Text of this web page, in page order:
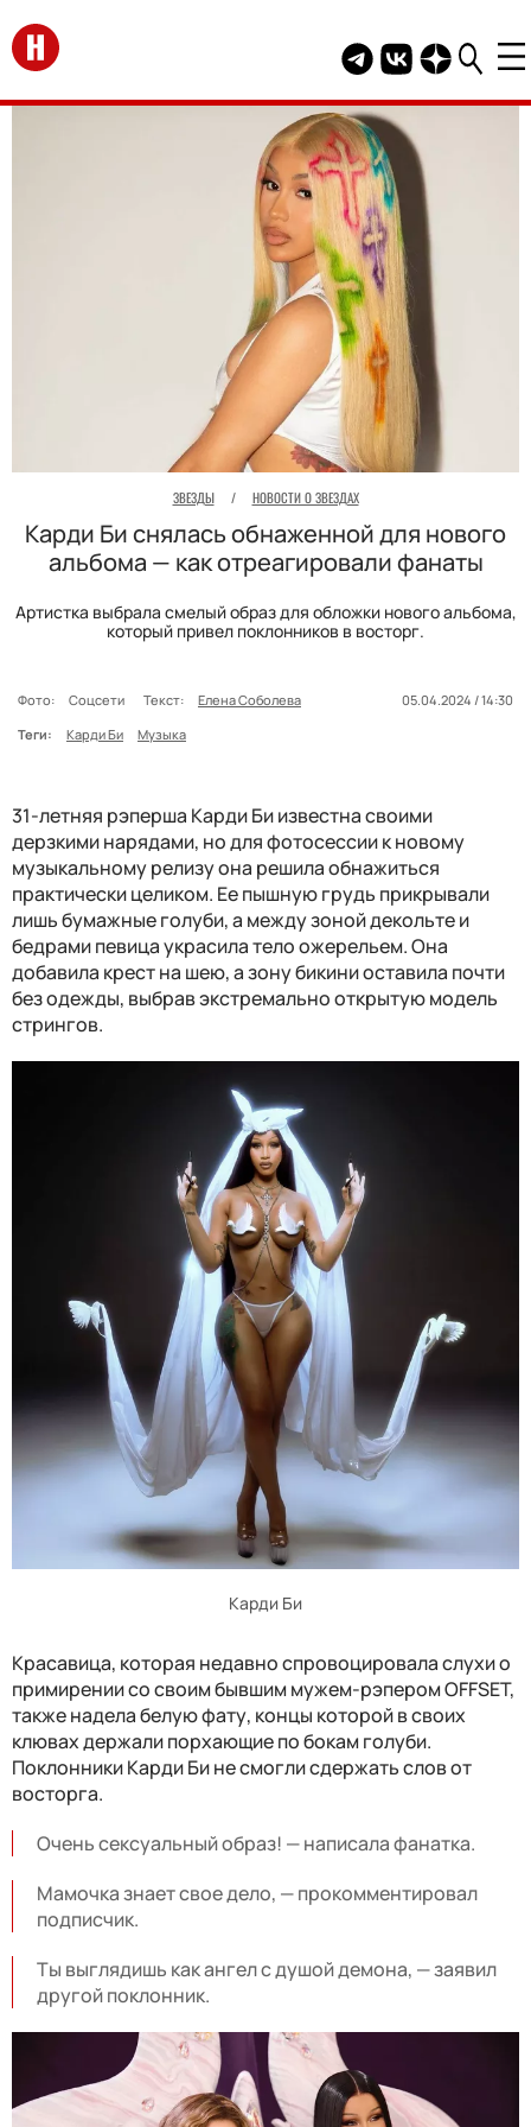
Перейти на главную
Telegram канал
Группа HELLO
Канал
ЗВЕЗДЫ / НОВОСТИ О ЗВЕЗДАХ
Карди Би снялась обнаженной для нового
альбома — как отреагировали фанаты
Артистка выбрала смелый образ для обложки нового альбома,
который привел поклонников в восторг.
Фото: Соцсети Текст: Елена Соболева
05.04.2024 / 14:30
Теги:
Карди Би Музыка
31-летняя рэперша Карди Би известна своими
дерзкими нарядами, но для фотосессии к новому
музыкальному релизу она решила обнажиться
практически целиком. Ее пышную грудь прикрывали
лишь бумажные голуби, а между зоной декольте и
бедрами певица украсила тело ожерельем. Она
добавила крест на шею, а зону бикини оставила почти
без одежды, выбрав экстремально открытую модель
стрингов.
Карди Би
Красавица, которая недавно спровоцировала слухи о
примирении со своим бывшим мужем-рэпером OFFSET,
также надела белую фату, концы которой в своих
клювах держали порхающие по бокам голуби.
Поклонники Карди Би не смогли сдержать слов от
восторга.
Очень сексуальный образ! — написала фанатка.
Мамочка знает свое дело, — прокомментировал
подписчик.
Ты выглядишь как ангел с душой демона, — заявил
другой поклонник.